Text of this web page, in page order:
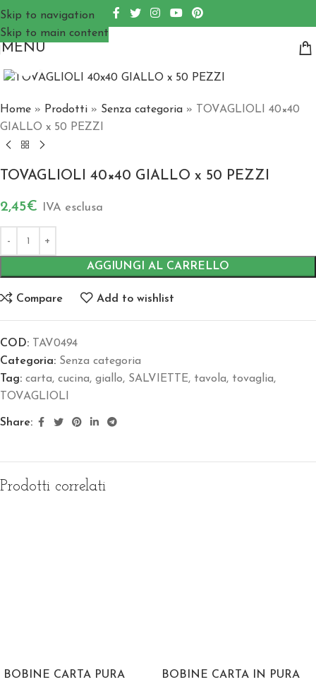
Skip to navigation
Skip to main content
MENU
Home » Prodotti » Senza categoria » TOVAGLIOLI 40×40
GIALLO x 50 PEZZI
TOVAGLIOLI 40×40 GIALLO x 50 PEZZI
2,45€ IVA esclusa
AGGIUNGI AL CARRELLO
Compare Add to wishlist
COD: TAV0494
Categoria: Senza categoria
Tag: carta, cucina, giallo, SALVIETTE, tavola, tovaglia,
TOVAGLIOLI
Share:
Prodotti correlati
BOBINE CARTA PURA
BOBINE CARTA IN PURA